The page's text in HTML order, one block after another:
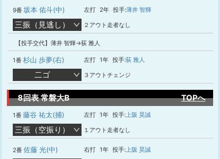
9番 坂本 佑斗(中) 左打 2年 投手:薄井 智輝
三振（見逃し） ２アウト走者なし
【投手交代】薄井 智輝→荻 雅人
1番 杉山 歩夢(右) 左打 1年 投手:荻 雅人
二ゴ ３アウトチェンジ
8回表 常磐大B TOPへ
1番 藤谷 祐太(捕) 左打 1年 投手:上阪 昊誠
三振（空振り） １アウト走者なし
2番 佐藤 光(中) 右打 1年 投手:上阪 昊誠